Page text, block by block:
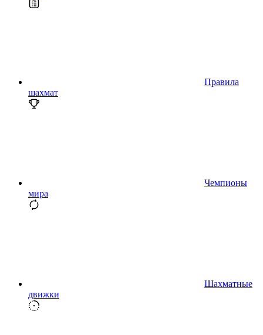
Правила
шахмат
Чемпионы
мира
Шахматные
движки